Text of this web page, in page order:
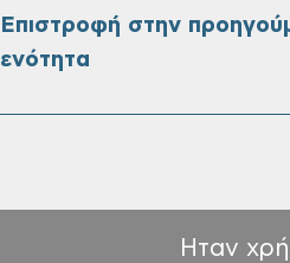
Επιστροφή στην
ενότητα
Ηταν